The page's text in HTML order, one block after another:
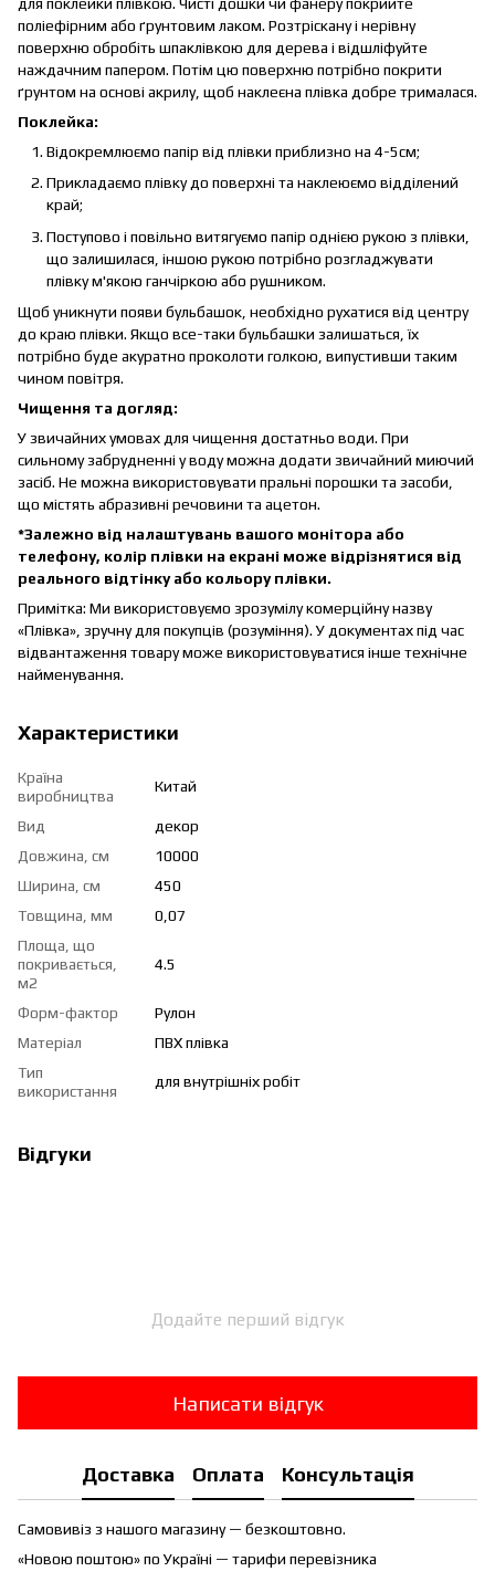
поліефірним або ґрунтовим лаком. Розтріскану і нерівну
поверхню обробіть шпаклівкою для дерева і відшліфуйте
наждачним папером. Потім цю поверхню потрібно покрити
ґрунтом на основі акрилу, щоб наклеєна плівка добре трималася.
Поклейка:
Відокремлюємо папір від плівки приблизно на 4-5см;
Прикладаємо плівку до поверхні та наклеюємо відділений
край;
Поступово і повільно витягуємо папір однією рукою з плівки,
що залишилася, іншою рукою потрібно розгладжувати
плівку м'якою ганчіркою або рушником.
Щоб уникнути появи бульбашок, необхідно рухатися від центру
до краю плівки. Якщо все-таки бульбашки залишаться, їх
потрібно буде акуратно проколоти голкою, випустивши таким
чином повітря.
Чищення та догляд:
У звичайних умовах для чищення достатньо води. При
сильному забрудненні у воду можна додати звичайний миючий
засіб. Не можна використовувати пральні порошки та засоби,
що містять абразивні речовини та ацетон.
*Залежно від налаштувань вашого монітора або
телефону, колір плівки на екрані може відрізнятися від
реального відтінку або кольору плівки.
Примітка: Ми використовуємо зрозумілу комерційну назву
«Плівка», зручну для покупців (розуміння). У документах під час
відвантаження товару може використовуватися інше технічне
найменування.
Характеристики
Країна
виробництва
Китай
Вид
декор
Довжина, см
10000
Ширина, см
450
Товщина, мм
0,07
Площа, що
покривається,
м2
4.5
Форм-фактор
Рулон
Матеріал
ПВХ плівка
Тип
використання
для внутрішніх робіт
Відгуки
Додайте перший відгук
Написати відгук
Доставка Оплата Консультація
Самовивіз з нашого магазину — безкоштовно.
«Новою поштою» по Україні — тарифи перевізника